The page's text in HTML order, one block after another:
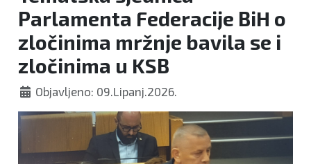
Kultura
Crna
kronika
Politika
Zanimljivosti
Parlamenta Federacije BiH o
zločinima mržnje bavila se i
zločinima u KSB
Objavljeno: 09.Lipanj.2026.